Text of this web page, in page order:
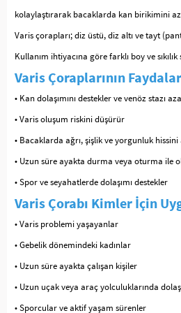
kolaylaştırarak bacaklarda kan birikimini
Varis çorapları; diz üstü, diz altı ve tayt
Kullanım ihtiyacına göre farklı boy ve
Varis Çoraplarının
• Kan dolaşımını destekler ve venöz stazı
• Varis oluşum riskini düşürür
• Bacaklarda ağrı, şişlik ve yorgunluk hissini
• Uzun süre ayakta durma veya oturma ile
• Spor ve seyahatlerde dolaşımı destekler
Varis Çorabı Kimler İçin
• Varis problemi yaşayanlar
• Gebelik dönemindeki kadınlar
• Uzun süre ayakta çalışan kişiler
• Uzun uçak veya araç yolculuklarında
• Sporcular ve aktif yaşam sürenler